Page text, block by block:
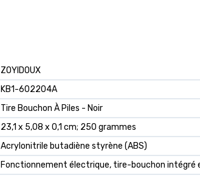
‎ZOYIDOUX
‎KB1-602204A
‎Tire Bouchon À Piles - Noir
‎23,1 x 5,08 x 0,1 cm; 250 grammes
‎Acrylonitrile butadiène styrène (ABS)
‎Fonctionnement électrique, tire-bouchon